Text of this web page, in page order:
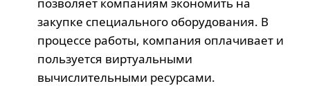
закупке специального оборудования. В
процессе работы, компания оплачивает и
пользуется виртуальными
вычислительными ресурсами.